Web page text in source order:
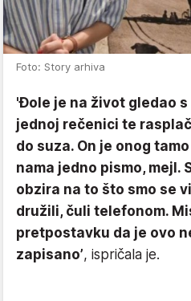
Foto: Story arhiva
'Đole je na život gledao s
jednoj rečenici te
do suza. On je onog
nama jedno pismo, mejl.
obzira na to što smo se
družili, čuli telefonom.
pretpostavku da je ovo
zapisano’, ispričala je.